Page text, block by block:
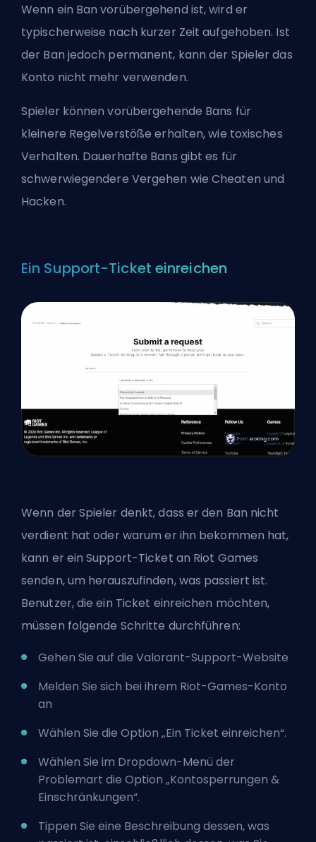
Wenn ein Ban vorübergehend ist, wird er
typischerweise nach kurzer Zeit aufgehoben. Ist
der Ban jedoch permanent, kann der Spieler das
Konto nicht mehr verwenden.
Spieler können vorübergehende Bans für
kleinere Regelverstöße erhalten, wie toxisches
Verhalten. Dauerhafte Bans gibt es für
schwerwiegendere Vergehen wie Cheaten und
Hacken.
Ein Support-Ticket einreichen
Wenn der Spieler denkt, dass er den Ban nicht
verdient hat oder warum er ihn bekommen hat,
kann er ein Support-Ticket an Riot Games
senden, um herauszufinden, was passiert ist.
Benutzer, die ein Ticket einreichen möchten,
müssen folgende Schritte durchführen:
Gehen Sie auf die Valorant-Support-Website
Melden Sie sich bei ihrem Riot-Games-Konto
an
Wählen Sie die Option „Ein Ticket einreichen“.
Wählen Sie im Dropdown-Menü der
Problemart die Option „Kontosperrungen &
Einschränkungen“.
Tippen Sie eine Beschreibung dessen, was